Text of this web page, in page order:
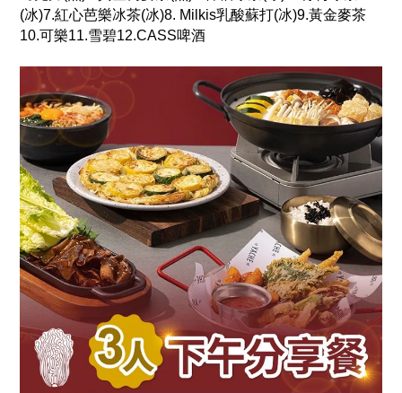
(冰)7.紅心芭樂冰茶(冰)8. Milkis乳酸蘇打(冰)9.黃金麥茶
10.可樂11.雪碧12.CASS啤酒